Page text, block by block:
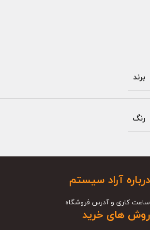
برند
رنگ
درباره آراد سیستم
ساعت کاری و آدرس فروشگاه
روش های خرید